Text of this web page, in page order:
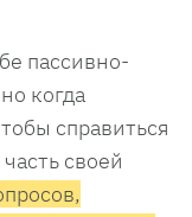
пассивно-
когда
справиться
своей